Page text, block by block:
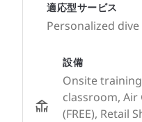
適応型サービス
Personalized
設備
Onsite
classroom, Air
(FREE), Retail